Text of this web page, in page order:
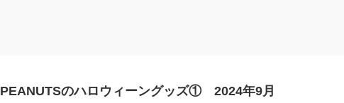
PEANUTSのハロウィーングッズ① 2024年9月